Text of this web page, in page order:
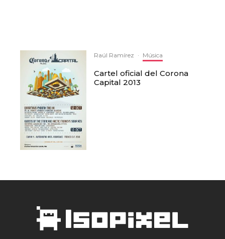
Raúl Ramírez · Música
Cartel oficial del Corona
Capital 2013